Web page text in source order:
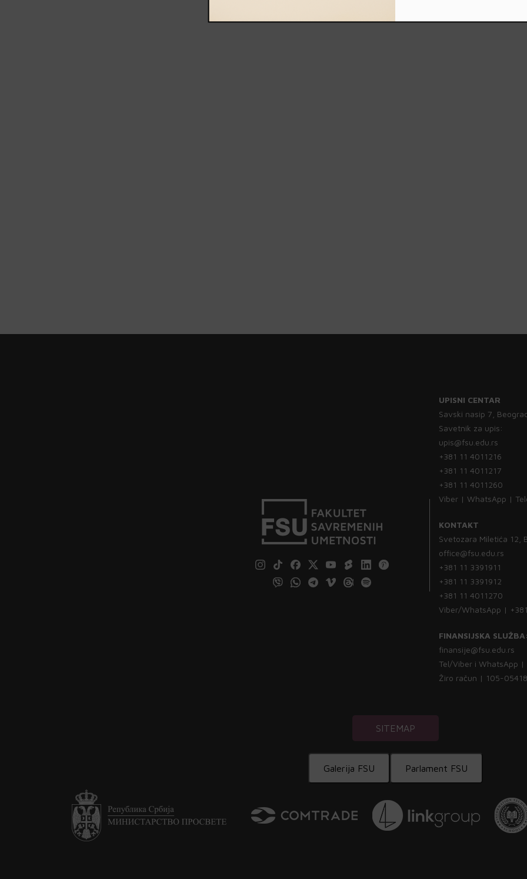
UPISNI CENTAR
Savski nasip 7,
Savetnik za upis:
upis@fsu.edu.rs
+381 11 4011216
+381 11 4011217
+381 11 4011260
Viber | WhatsApp |
KONTAKT
Svetozara Miletića 12,
office@fsu.edu.rs
+381 11 3391911
+381 11 3391912
+381 11 4011270
Viber/WhatsApp |
FINANSIJSKA
finansije@fsu.edu.rs
Tel/Viber i WhatsApp |
Žiro račun | 105-
SITEMAP
Galerija FSU Parlament FSU